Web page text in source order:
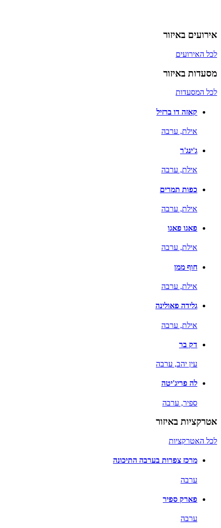
אירועים באיזור
לכל האירועים
מסעדות באיזור
לכל המסעדות
קאזה דו ברזיל
אילת, ערבה
ג'ינג'ר
אילת, ערבה
כפות תמרים
אילת, ערבה
פאגו פאגו
אילת, ערבה
חוף ממן
אילת, ערבה
גלידה פאולינה
אילת, ערבה
דק בר
עין יהב, ערבה
לה פריג'יטה
ספיר, ערבה
אטרקציות באיזור
לכל האטרקציות
מרכז צפרות בערבה התיכונה
ערבה
פארק ספיר
ערבה